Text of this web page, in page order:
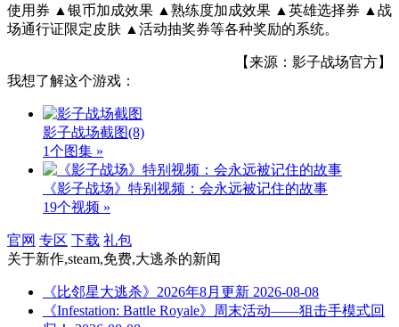
使用券 ▲银币加成效果 ▲熟练度加成效果 ▲英雄选择券 ▲战
场通行证限定皮肤 ▲活动抽奖券等各种奖励的系统。
【来源：影子战场官方】
我想了解这个游戏：
影子战场截图(8)
1个图集 »
《影子战场》特别视频：会永远被记住的故事
19个视频 »
官网 专区 下载 礼包
关于新作,steam,免费,大逃杀的新闻
《比邻星大逃杀》2026年8月更新 2026-08-08
《Infestation: Battle Royale》周末活动——狙击手模式回